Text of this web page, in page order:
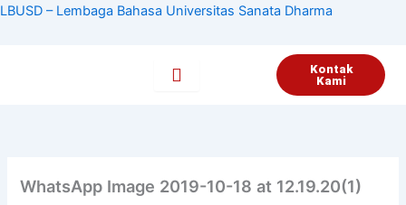
Lewati
LBUSD – Lembaga Bahasa Universitas Sanata Dharma
Kontak
Kami
WhatsApp Image 2019-10-18 at 12.19.20(1)